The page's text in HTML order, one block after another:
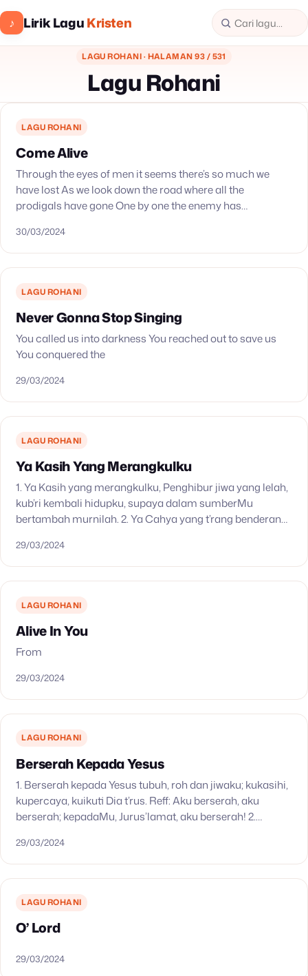
♪ Lirik LaguKristen
LAGU ROHANI · HALAMAN 93 / 531
Lagu Rohani
LAGU ROHANI
Come Alive
Through the eyes of men it seems there’s so much we
have lost As we look down the road where all the
prodigals have gone One by one the enemy has
30/03/2024
LAGU ROHANI
Never Gonna Stop Singing
You called us into darkness You reached out to save us
You conquered the
29/03/2024
LAGU ROHANI
Ya Kasih Yang Merangkulku
1. Ya Kasih yang merangkulku, Penghibur jiwa yang lelah,
kub’ri kembali hidupku, supaya dalam sumberMu
bertambah murnilah. 2. Ya Cahya yang t’rang benderang,
29/03/2024
LAGU ROHANI
Alive In You
From
29/03/2024
LAGU ROHANI
Berserah Kepada Yesus
1. Berserah kepada Yesus tubuh, roh dan jiwaku; kukasihi,
kupercaya, kuikuti Dia t’rus. Reff: Aku berserah, aku
berserah; kepadaMu, Jurus’lamat, aku berserah! 2.
dunia…
29/03/2024
LAGU ROHANI
O’ Lord
29/03/2024